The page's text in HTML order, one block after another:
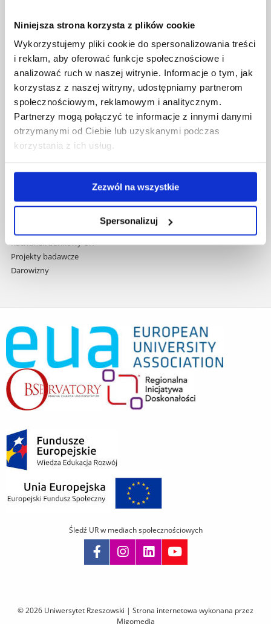
Niniejsza strona korzysta z plików cookie
Wykorzystujemy pliki cookie do spersonalizowania treści
i reklam, aby oferować funkcje społecznościowe i
analizować ruch w naszej witrynie. Informacje o tym, jak
korzystasz z naszej witryny, udostępniamy partnerom
społecznościowym, reklamowym i analitycznym.
Partnerzy mogą połączyć te informacje z innymi danymi
otrzymanymi od Ciebie lub uzyskanymi podczas
korzystania z ich usług.
Zezwól na wszystkie
Spersonalizuj
Pomiń
nawigację
przejdź
do
treści
Mapa serwisu
Biblioteka
Wydawnictwo
Covid info
Studia podyplomowe
Praca na UR
Zamówienia publiczne
Fundusze strukturalne
Projekty realizowane z KPO
Domy studenta
Deklaracja dostępności cyfrowej
Rachunek bankowy UR
Projekty badawcze
Darowizny
© 2026 Uniwersytet Rzeszowski | Strona internetowa wykonana przez
Migomedia
Śledź UR w mediach społecznościowych
i
przejdź